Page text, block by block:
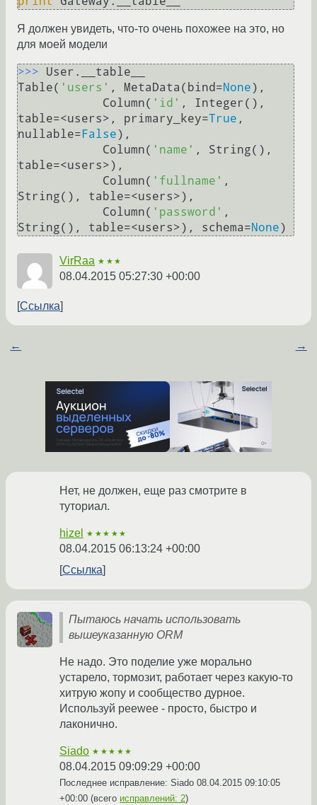
Я должен увидеть, что-то очень похожее на это, но
для моей модели
>>> User.__table__
Table( 'users' , MetaData(bind=None),
            Column(
'id' , Integer(),
table=<users>, primary_key=True ,
nullable= False),
            Column(
'name' , String(),
table=<users>),
            Column(
'fullname' ,
String(), table=<users>),
            Column(
'password' ,
String(), table=<users>), schema=None)
VirRaa ★★★
08.04.2015 05:27:30 +00:00
Ссылка
← →
Нет, не должен, еще раз смотрите в
туториал.
hizel ★★★★★
08.04.2015 06:13:24 +00:00
Ссылка
Пытаюсь начать использовать
вышеуказанную ORM
Не надо. Это поделие уже морально
устарело, тормозит, работает через какую-то
хитрую жопу и сообщество дурное.
Используй peewee - просто, быстро и
лаконично.
Siado ★★★★★
08.04.2015 09:09:29 +00:00
Последнее исправление: Siado 08.04.2015 09:10:05
+00:00 (всего исправлений: 2)